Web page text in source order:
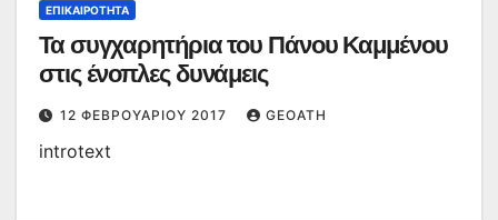
ΕΠΙΚΑΙΡΌΤΗΤΑ
Τα συγχαρητήρια του Πάνου Καμμένου
στις ένοπλες δυνάμεις
12 ΦΕΒΡΟΥΑΡΊΟΥ 2017 GEOATH
introtext